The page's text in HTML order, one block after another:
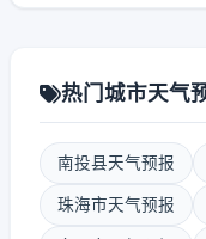
热门城市天气
南投县天气预报
珠海市天气预报